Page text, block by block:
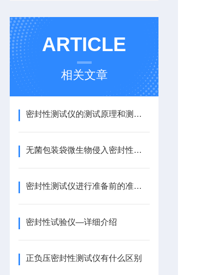
ARTICLE
相关文章
密封性测试仪的测试原理和测试方法
无菌包装袋微生物侵入密封性试验仪的详细介绍
密封性测试仪进行准备前的准备工作
密封性试验仪—详细介绍
正负压密封性测试仪有什么区别